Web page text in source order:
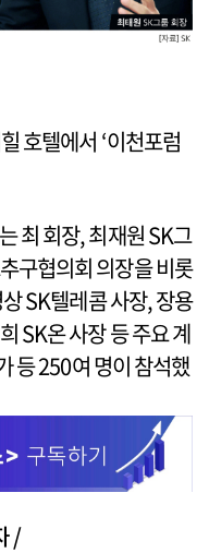
호텔에서 ‘이천포럼
최 회장, 최재원 SK그
구협의회 의장을 비롯
SK텔레콤 사장, 장용
SK온 사장 등 주요 계
등 250여 명이 참석했
/